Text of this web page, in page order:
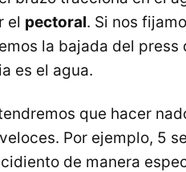
el pectoral. Si nos
la bajada del press
es el agua.
que hacer
Por ejemplo, 5
de manera